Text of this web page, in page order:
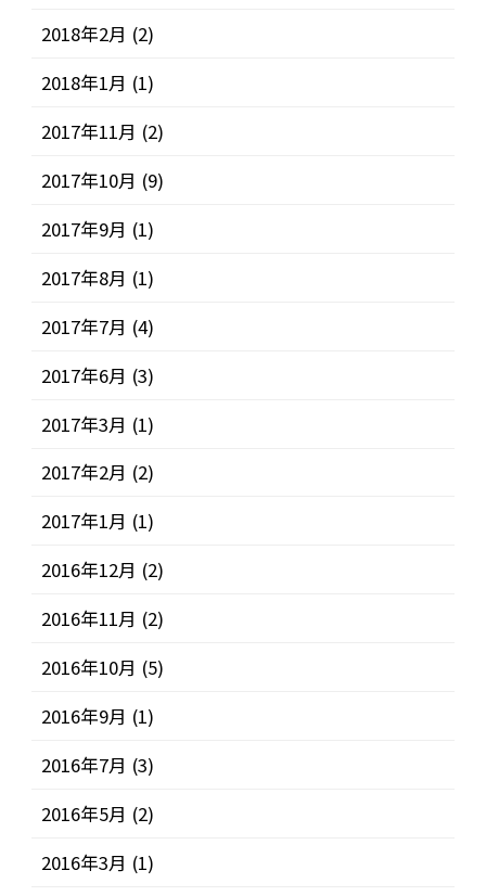
2018年2月 (2)
2018年1月 (1)
2017年11月 (2)
2017年10月 (9)
2017年9月 (1)
2017年8月 (1)
2017年7月 (4)
2017年6月 (3)
2017年3月 (1)
2017年2月 (2)
2017年1月 (1)
2016年12月 (2)
2016年11月 (2)
2016年10月 (5)
2016年9月 (1)
2016年7月 (3)
2016年5月 (2)
2016年3月 (1)